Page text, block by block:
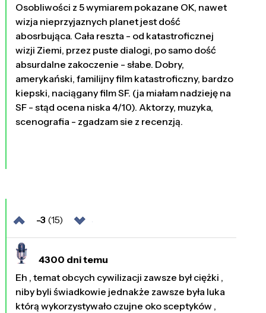
Osobliwości z 5 wymiarem pokazane OK, nawet
wizja nieprzyjaznych planet jest dość
abosrbująca. Cała reszta - od katastroficznej
wizji Ziemi, przez puste dialogi, po samo dość
absurdalne zakoczenie - słabe. Dobry,
amerykański, familijny film katastroficzny, bardzo
kiepski, naciągany film SF. (ja miałam nadzieję na
SF - stąd ocena niska 4/10). Aktorzy, muzyka,
scenografia - zgadzam sie z recenzją.
-3 (15)
4300 dni temu
Eh , temat obcych cywilizacji zawsze był ciężki ,
niby byli świadkowie jednakże zawsze była luka
którą wykorzystywało czujne oko sceptyków ,